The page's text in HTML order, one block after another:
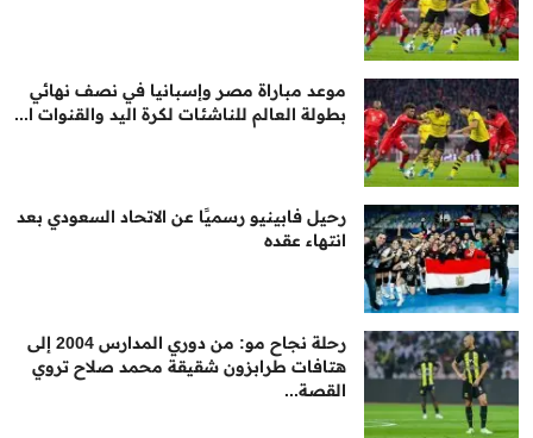
موعد مباراة مصر وإسبانيا في نصف نهائي
بطولة العالم للناشئات لكرة اليد والقنوات ا...
رحيل فابينيو رسميًا عن الاتحاد السعودي بعد
انتهاء عقده
رحلة نجاح مو: من دوري المدارس 2004 إلى
هتافات طرابزون شقيقة محمد صلاح تروي
القصة...